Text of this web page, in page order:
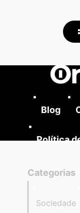
Blog
Política
Categorias
Sociedade